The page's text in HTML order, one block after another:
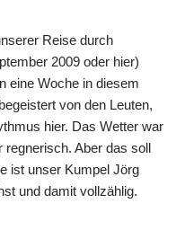
Reise durch
2009 oder hier)
eine Woche in diesem
von den Leuten,
hier. Das Wetter war
Aber das soll
ist unser Kumpel Jörg
und damit vollzählig.